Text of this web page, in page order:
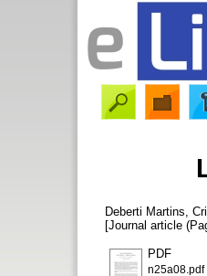
Deberti Martins,
[Journal article
PDF
n25a08.pdf